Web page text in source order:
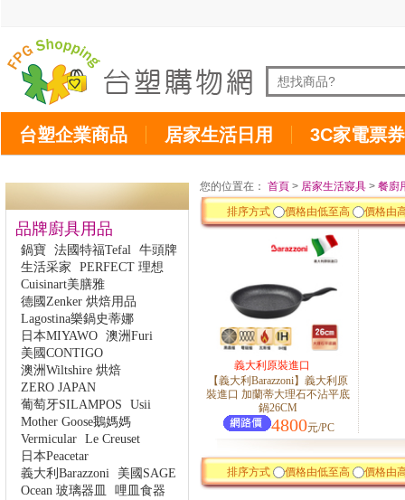
台塑企業商品 居家生活日用 3C家電票券
品牌廚具用品
鍋寶 法國特福Tefal 牛頭牌
生活采家
PERFECT 理想
Cuisinart美膳雅
德國Zenker 烘焙用品
Lagostina樂鍋史蒂娜
日本MIYAWO 澳洲Furi
美國CONTIGO
澳洲Wiltshire 烘焙
ZERO JAPAN
葡萄牙SILAMPOS
Usii
Mother Goose鵝媽媽
Vermicular Le Creuset
日本Peacetar
義大利Barazzoni
美國SAGE
Ocean 玻璃器皿
哩皿食器
您的位置在： 首頁 > 居家生活寢具 > 餐廚
排序方式
價格由低至高 價格由
義大利原裝進口
【義大利Barazzoni】義大利原
裝進口 加蘭蒂大理石不沾平底
鍋26CM
4800元/PC
排序方式 價格由低至高 價格由